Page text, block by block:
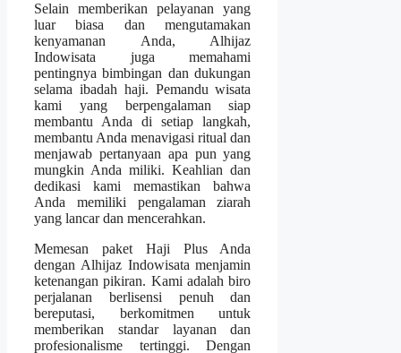
Selain memberikan pelayanan yang
luar biasa dan mengutamakan
kenyamanan Anda, Alhijaz
Indowisata juga memahami
pentingnya bimbingan dan dukungan
selama ibadah haji. Pemandu wisata
kami yang berpengalaman siap
membantu Anda di setiap langkah,
membantu Anda menavigasi ritual dan
menjawab pertanyaan apa pun yang
mungkin Anda miliki. Keahlian dan
dedikasi kami memastikan bahwa
Anda memiliki pengalaman ziarah
yang lancar dan mencerahkan.
Memesan paket Haji Plus Anda
dengan Alhijaz Indowisata menjamin
ketenangan pikiran. Kami adalah biro
perjalanan berlisensi penuh dan
bereputasi, berkomitmen untuk
memberikan standar layanan dan
profesionalisme tertinggi. Dengan